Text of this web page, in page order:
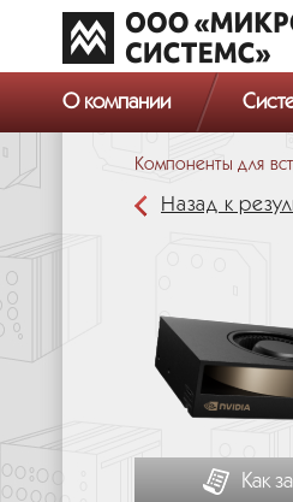
О компании
Компоненты для
Назад к
Как